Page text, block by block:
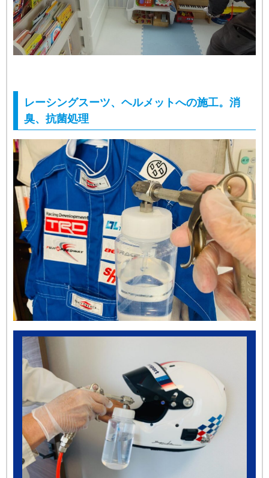
レーシングスーツ、ヘルメットへの施工。消
臭、抗菌処理